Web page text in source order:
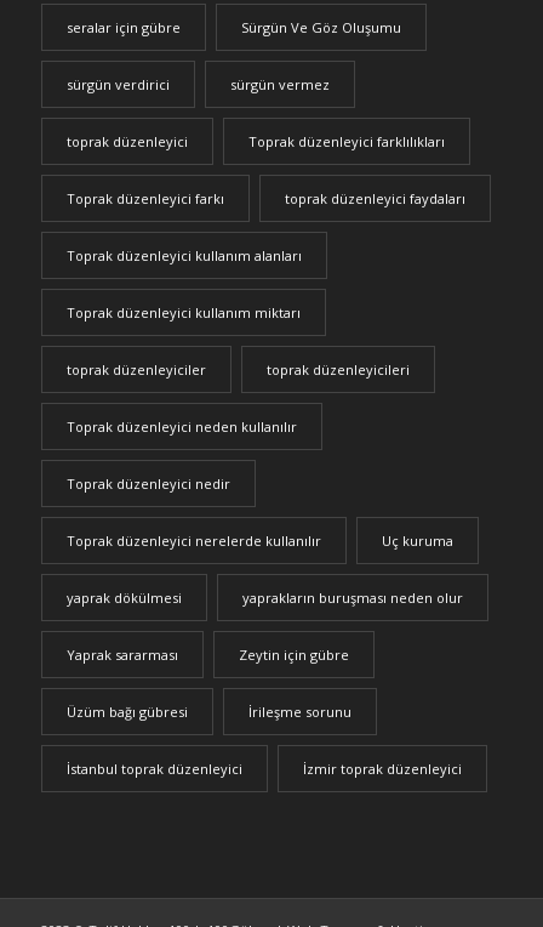
seralar için gübre Sürgün Ve Göz Oluşumu
sürgün verdirici sürgün vermez
toprak düzenleyici Toprak düzenleyici farklılıkları
Toprak düzenleyici farkı toprak düzenleyici faydaları
Toprak düzenleyici kullanım alanları
Toprak düzenleyici kullanım miktarı
toprak düzenleyiciler toprak düzenleyicileri
Toprak düzenleyici neden kullanılır
Toprak düzenleyici nedir
Toprak düzenleyici nerelerde kullanılır Uç kuruma
yaprak dökülmesi yaprakların buruşması neden olur
Yaprak sararması Zeytin için gübre
Üzüm bağı gübresi İrileşme sorunu
İstanbul toprak düzenleyici İzmir toprak düzenleyici